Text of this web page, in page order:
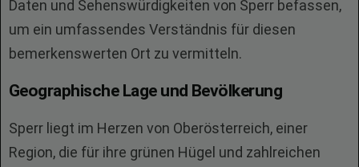
Daten und Sehenswürdigkeiten von Sperr befassen,
um ein umfassendes Verständnis für diesen
bemerkenswerten Ort zu vermitteln.
Geographische Lage und Bevölkerung
Sperr liegt im Herzen von Oberösterreich, einer
Region, die für ihre grünen Hügel und zahlreichen